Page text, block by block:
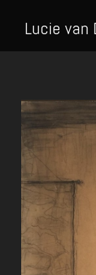
Lucie van